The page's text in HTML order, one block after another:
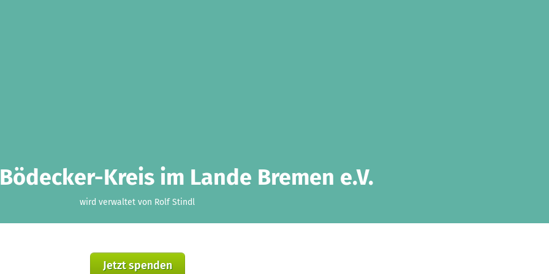
Kreis im Lande Bremen e.V.
wird verwaltet von Rolf Stindl
Jetzt spenden